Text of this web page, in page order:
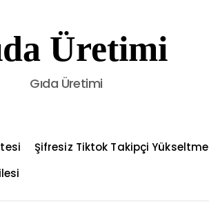
Üretimi
Gıda Üretimi
Şifresiz Tiktok Takipçi Yükseltme